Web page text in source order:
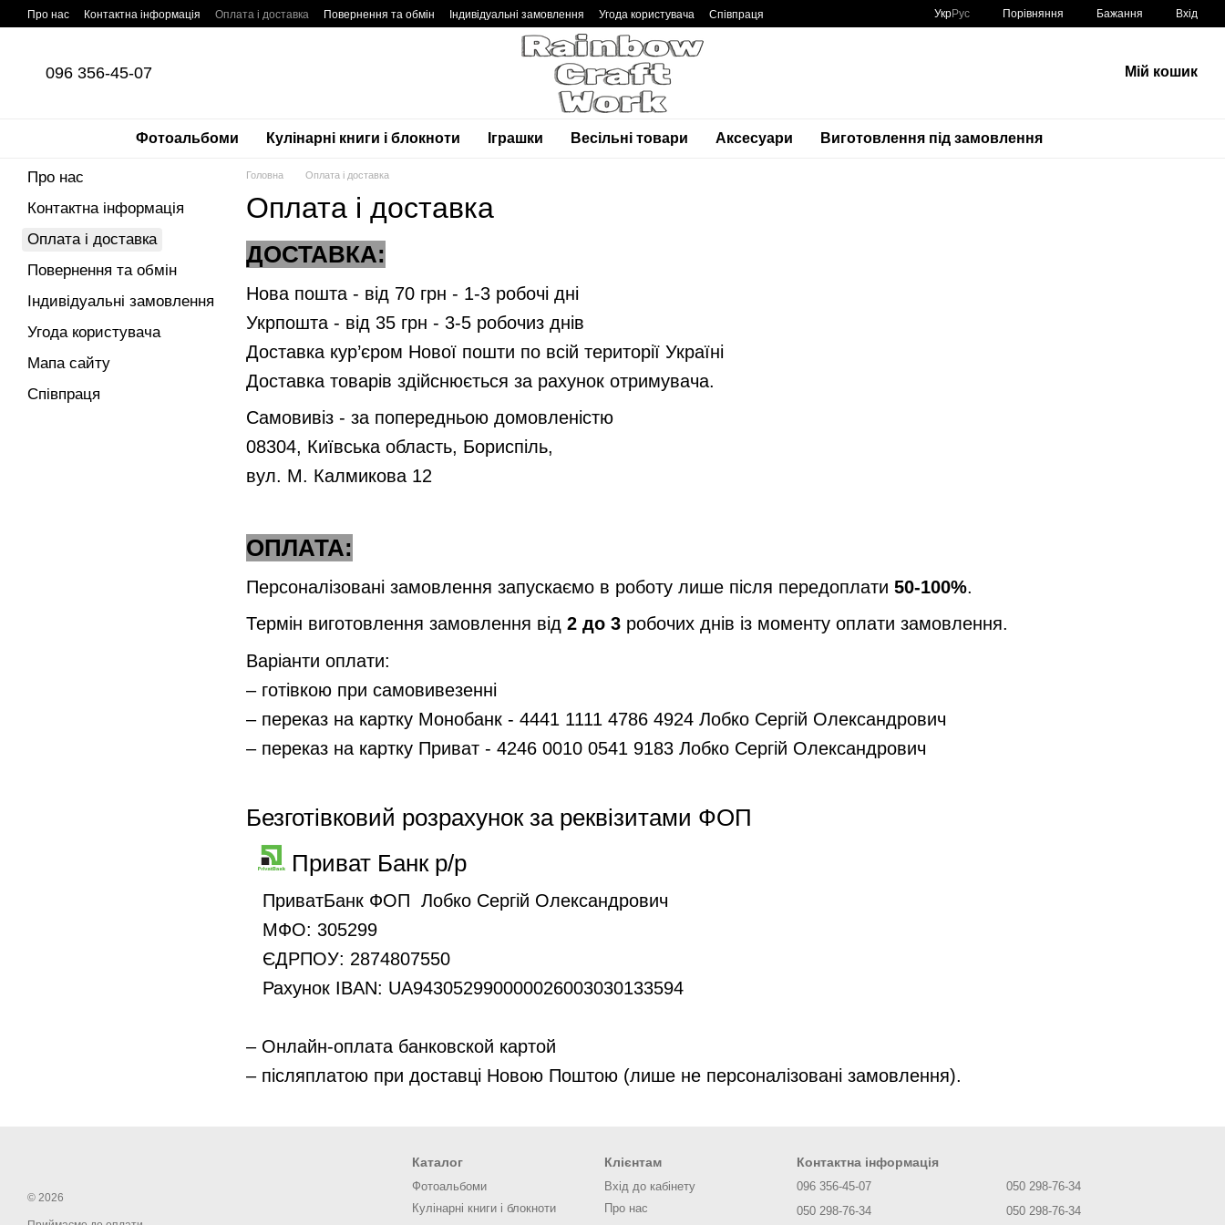
Перейти до основного контенту
Про нас Контактна інформація Оплата і доставка Повернення та обмін Індивідуальні замовлення Угода користувача Співпраця УкрРус Порівняння Бажання Вхід
096 356-45-07 Мій кошик
Фотоальбоми Кулінарні книги і блокноти Іграшки Весільні товари Аксесуари Виготовлення під замовлення
Головна Оплата і доставка
Оплата і доставка
ДОСТАВКА:
Нова пошта - від 70 грн - 1-3 робочі дні
Укрпошта - від 35 грн - 3-5 робочиз днів
Доставка кур’єром Нової пошти по всій території Україні
Доставка товарів здійснюється за рахунок отримувача.
Самовивіз - за попередньою домовленістю
08304, Київська область, Бориспіль,
вул. М. Калмикова 12
ОПЛАТА:
Персоналізовані замовлення запускаємо в роботу лише після передоплати 50-100%.
Термін виготовлення замовлення від 2 до 3 робочих днів із моменту оплати замовлення.
Варіанти оплати:
– готівкою при самовивезенні
– переказ на картку Монобанк - 4441 1111 4786 4924 Лобко Сергій Олександрович
– переказ на картку Приват - 4246 0010 0541 9183 Лобко Сергій Олександрович
Безготівковий розрахунок за реквізитами ФОП
Приват Банк р/р
ПриватБанк ФОП Лобко Сергій Олександрович
МФО: 305299
ЄДРПОУ: 2874807550
Рахунок IBAN: UA943052990000026003030133594
– Онлайн-оплата банковской картой
– післяплатою при доставці Новою Поштою (лише не персоналізовані замовлення).
Про нас
Контактна інформація
Оплата і доставка
Повернення та обмін
Індивідуальні замовлення
Угода користувача
Мапа сайту
Співпраця
© 2026
Каталог
Фотоальбоми
Кулінарні книги і блокноти
Клієнтам
Вхід до кабінету
Про нас
Контактна інформація
096 356-45-07
050 298-76-34
050 298-76-34
050 298-76-34